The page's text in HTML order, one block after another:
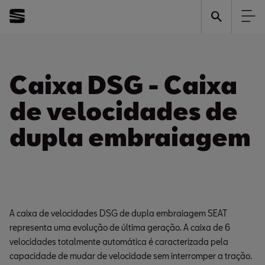
Caixa DSG - Caixa
de velocidades de
dupla embraiagem
A caixa de velocidades DSG de dupla embraiagem SEAT
representa uma evolução de última geração. A caixa de 6
velocidades totalmente automática é caracterizada pela
capacidade de mudar de velocidade sem interromper a tração.